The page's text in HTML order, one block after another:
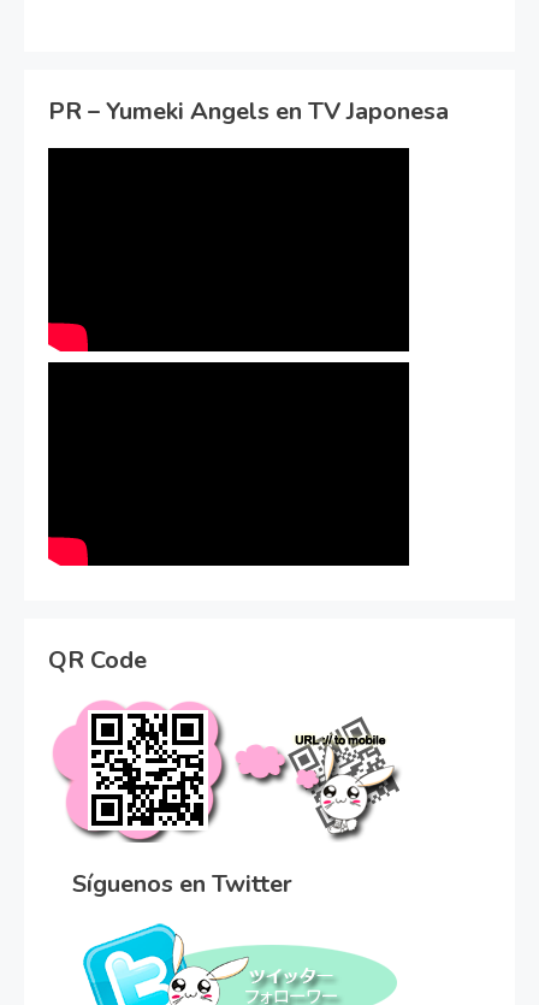
PR – Yumeki Angels en TV Japonesa
QR Code
Síguenos en Twitter